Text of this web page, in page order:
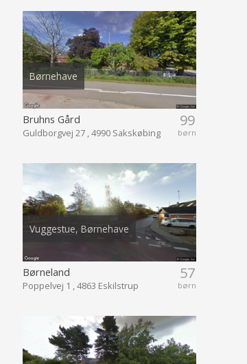
Børnehave
99
børn
Bruhns Gård
Guldborgvej 27 , 4990 Sakskøbing
Vuggestue, Børnehave
57
børn
Børneland
Poppelvej 1 , 4863 Eskilstrup